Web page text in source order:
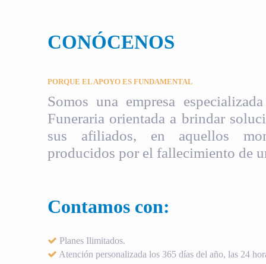
CONÓCENOS
PORQUE EL APOYO ES FUNDAMENTAL
Somos una empresa
Funeraria orientada a brindar
sus afiliados, en aquellos
producidos por el fallecimiento de
Contamos con:
Planes Ilimitados.
Atención personalizada los 365 días del año, las 24